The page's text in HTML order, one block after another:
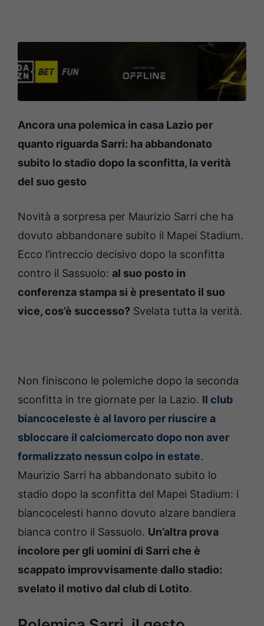
Ancora una polemica in casa Lazio per
quanto riguarda Sarri: ha abbandonato
subito lo stadio dopo la sconfitta, la verità
del suo gesto
Novità a sorpresa per Maurizio Sarri che ha
dovuto abbandonare subito il Mapei Stadium.
Ecco l’intreccio decisivo dopo la sconfitta
contro il Sassuolo: al suo posto in
conferenza stampa si è presentato il suo
vice, cos’è successo? Svelata tutta la verità.
Non finiscono le polemiche dopo la seconda
sconfitta in tre giornate per la Lazio. Il club
biancoceleste è al lavoro per riuscire a
sbloccare il calciomercato dopo non aver
formalizzato nessun colpo in estate.
Maurizio Sarri ha abbandonato subito lo
stadio dopo la sconfitta del Mapei Stadium: i
biancocelesti hanno dovuto alzare bandiera
bianca contro il Sassuolo. Un’altra prova
incolore per gli uomini di Sarri che è
scappato improvvisamente dallo stadio:
svelato il motivo dal club di Lotito.